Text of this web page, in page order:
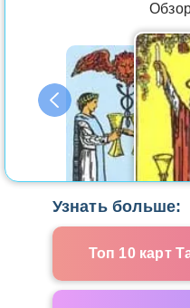
Узнать больше:
Топ 10 карт